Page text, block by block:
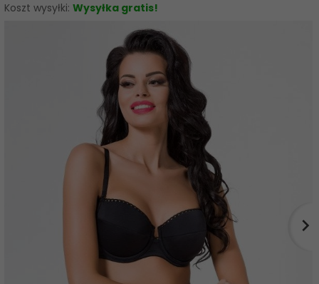
Koszt wysyłki: Wysyłka gratis!